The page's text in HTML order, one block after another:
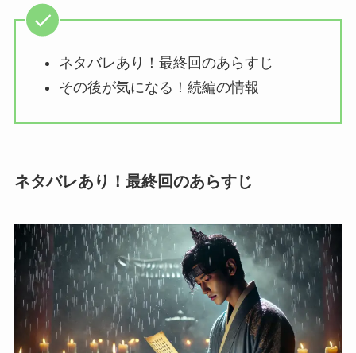
ネタバレあり！最終回のあらすじ
その後が気になる！続編の情報
ネタバレあり！最終回のあらすじ